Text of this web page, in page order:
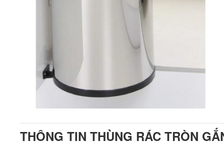
THÔNG TIN THÙNG RÁC TRÒN